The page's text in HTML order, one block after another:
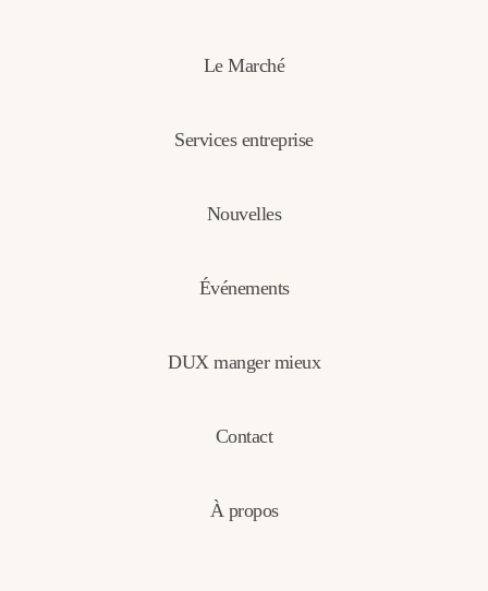
Le Marché
Services entreprise
Nouvelles
Événements
DUX manger mieux
Contact
À propos